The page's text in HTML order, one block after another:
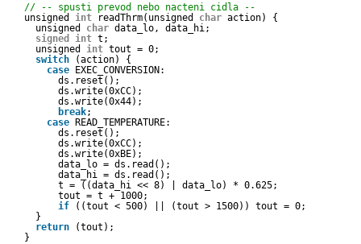
// -- spusti prevod nebo nacteni cidla --
unsigned int readThrm(unsigned char action) {
unsigned char data_lo, data_hi;
signed
int t;
unsigned int tout = 0;
switch
(action) {
case EXEC_CONVERSION:
ds.reset();
ds.write(0xCC);
ds.write(0x44);
break;
case READ_TEMPERATURE:
ds.reset();
ds.write(0xCC);
ds.write(0xBE);
data_lo = ds.read();
data_hi = ds.read();
t = ((data_hi << 8) | data_lo) * 0.625;
tout = t + 1000;
if
((tout < 500) || (tout > 1500)) tout = 0;
}
return
(tout);
}